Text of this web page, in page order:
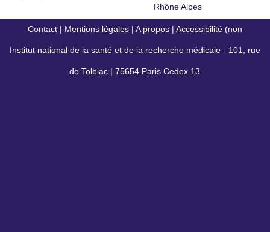
Rhône Alpes
Contact | Mentions légales | A propos | Accessibilité (non
conforme)
Institut national de la santé et de la recherche médicale - 101, rue
de Tolbiac | 75654 Paris Cedex 13